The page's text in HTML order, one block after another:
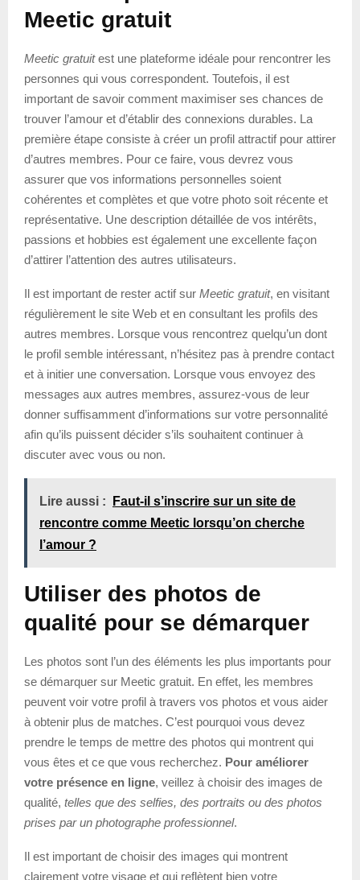
Meetic gratuit
Meetic gratuitest une plateforme idéale pour rencontrer les
personnes qui vous correspondent. Toutefois, il est
important de savoir comment maximiser ses chances de
trouver l’amour et d’établir des connexions durables. La
première étape consiste à créer un profil attractif pour attirer
d’autres membres. Pour ce faire, vous devrez vous
assurer que vos informations personnelles soient
cohérentes et complètes et que votre photo soit récente et
représentative. Une description détaillée de vos intérêts,
passions et hobbies est également une excellente façon
d’attirer l’attention des autres utilisateurs.
Il est important de rester actif sur Meetic gratuit, en visitant
régulièrement le site Web et en consultant les profils des
autres membres. Lorsque vous rencontrez quelqu’un dont
le profil semble intéressant, n’hésitez pas à prendre contact
et à initier une conversation. Lorsque vous envoyez des
messages aux autres membres, assurez-vous de leur
donner suffisamment d’informations sur votre personnalité
afin qu’ils puissent décider s’ils souhaitent continuer à
discuter avec vous ou non.
Lire aussi :
Faut-il s’inscrire sur un site de
rencontre comme Meetic lorsqu’on cherche
l’amour ?
Utiliser des photos de
qualité pour se démarquer
Les photos sont l’un des éléments les plus importants pour
se démarquer sur Meetic gratuit. En effet, les membres
peuvent voir votre profil à travers vos photos et vous aider
à obtenir plus de matches. C’est pourquoi vous devez
prendre le temps de mettre des photos qui montrent qui
vous êtes et ce que vous recherchez. Pour améliorer
votre présence en ligne, veillez à choisir des images de
qualité, telles que des selfies, des portraits ou des photos
prises par un photographe professionnel.
Il est important de choisir des images qui montrent
clairement votre visage et qui reflètent bien votre